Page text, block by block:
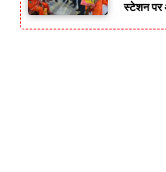
स्टेशन पर